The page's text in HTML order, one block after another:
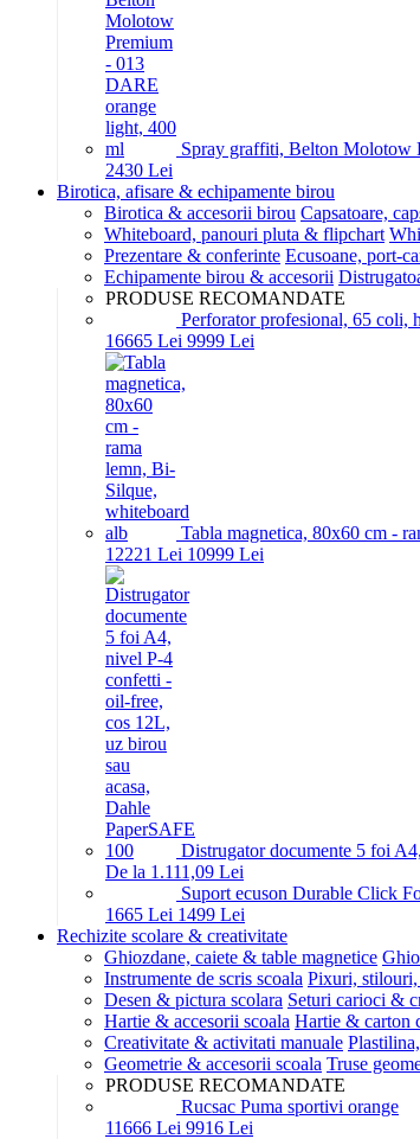
Spray graffiti, Belton Molotow
2430 Lei
Birotica, afisare & echipamente birou
Birotica & accesorii birou Capsatoare,
Whiteboard, panouri pluta & flipchart
Prezentare & conferinte Ecusoane, port-
Echipamente birou & accesorii
PRODUSE RECOMANDATE
Perforator profesional, 65 coli,
16665 Lei 9999 Lei
Tabla magnetica, 80x60 cm -
12221 Lei 10999 Lei
Distrugator documente 5 foi
De la 1.111,09 Lei
Suport ecuson Durable Click
1665 Lei 1499 Lei
Rechizite scolare & creativitate
Ghiozdane, caiete & table magnetice
Instrumente de scris scoala Pixuri,
Desen & pictura scolara Seturi carioci &
Hartie & accesorii scoala Hartie & carton
Creativitate & activitati manuale
Geometrie & accesorii scoala Truse
PRODUSE RECOMANDATE
Rucsac Puma sportivi orange
11666 Lei 9916 Lei